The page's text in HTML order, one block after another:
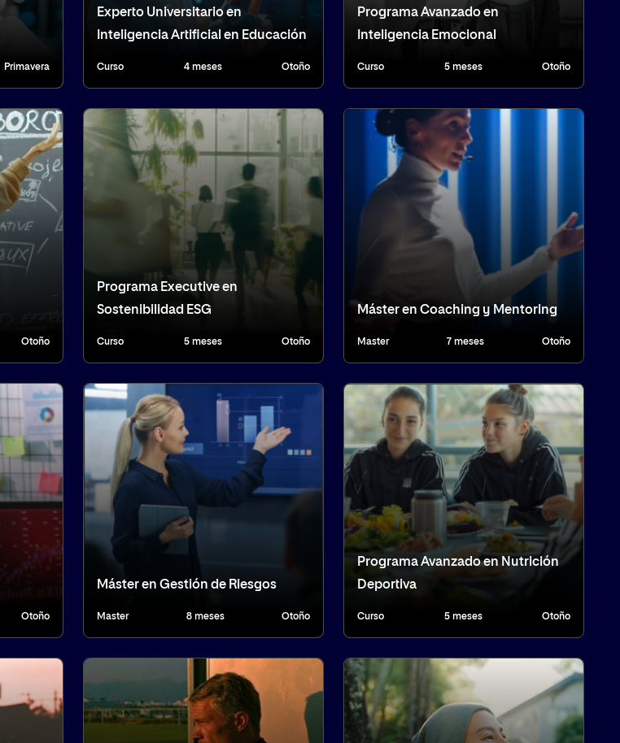
Primavera
Experto Universitario en
Inteligencia Artificial en Educación
Curso 4 meses Otoño
Programa Avanzado en
Inteligencia Emocional
Curso 5 meses Otoño
Otoño
Programa Executive en
Sostenibilidad ESG
Curso 5 meses Otoño
Máster en Coaching y Mentoring
Master 7 meses Otoño
Otoño
Máster en Gestión de Riesgos
Master 8 meses Otoño
Programa Avanzado en Nutrición
Deportiva
Curso 5 meses Otoño